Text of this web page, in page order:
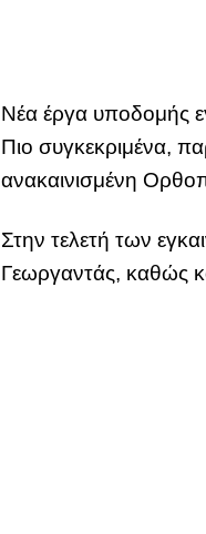
Νέα έργα υποδομής
Πιο συγκεκριμένα,
ανακαινισμένη
Στην τελετή των
Γεωργαντάς, καθώς